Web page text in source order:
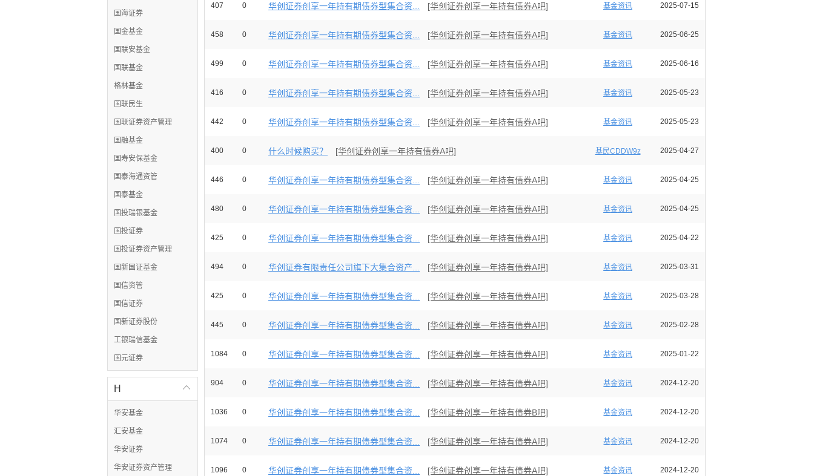
国海证券
国金基金
国联安基金
国联基金
格林基金
国联民生
国联证券资产管理
国融基金
国寿安保基金
国泰海通资管
国泰基金
国投瑞银基金
国投证券
国投证券资产管理
国新国证基金
国信资管
国信证券
国新证券股份
工银瑞信基金
国元证券

H
华安基金
汇安基金
华安证券
华安证券资产管理
407 0 华创证券创享一年持有期债券型集合资... [华创证券创享一年持有债券A吧] 基金资讯 2025-07-15
458 0 华创证券创享一年持有期债券型集合资... [华创证券创享一年持有债券A吧] 基金资讯 2025-06-25
499 0 华创证券创享一年持有期债券型集合资... [华创证券创享一年持有债券A吧] 基金资讯 2025-06-16
416 0 华创证券创享一年持有期债券型集合资... [华创证券创享一年持有债券A吧] 基金资讯 2025-05-23
442 0 华创证券创享一年持有期债券型集合资... [华创证券创享一年持有债券A吧] 基金资讯 2025-05-23
400 0 什么时候购买？ [华创证券创享一年持有债券A吧] 基民CDDW9z 2025-04-27
446 0 华创证券创享一年持有期债券型集合资... [华创证券创享一年持有债券A吧] 基金资讯 2025-04-25
480 0 华创证券创享一年持有期债券型集合资... [华创证券创享一年持有债券A吧] 基金资讯 2025-04-25
425 0 华创证券创享一年持有期债券型集合资... [华创证券创享一年持有债券A吧] 基金资讯 2025-04-22
494 0 华创证券有限责任公司旗下大集合资产... [华创证券创享一年持有债券A吧] 基金资讯 2025-03-31
425 0 华创证券创享一年持有期债券型集合资... [华创证券创享一年持有债券A吧] 基金资讯 2025-03-28
445 0 华创证券创享一年持有期债券型集合资... [华创证券创享一年持有债券A吧] 基金资讯 2025-02-28
1084 0 华创证券创享一年持有期债券型集合资... [华创证券创享一年持有债券A吧] 基金资讯 2025-01-22
904 0 华创证券创享一年持有期债券型集合资... [华创证券创享一年持有债券A吧] 基金资讯 2024-12-20
1036 0 华创证券创享一年持有期债券型集合资... [华创证券创享一年持有债券B吧] 基金资讯 2024-12-20
1074 0 华创证券创享一年持有期债券型集合资... [华创证券创享一年持有债券A吧] 基金资讯 2024-12-20
1096 0 华创证券创享一年持有期债券型集合资... [华创证券创享一年持有债券A吧] 基金资讯 2024-12-20